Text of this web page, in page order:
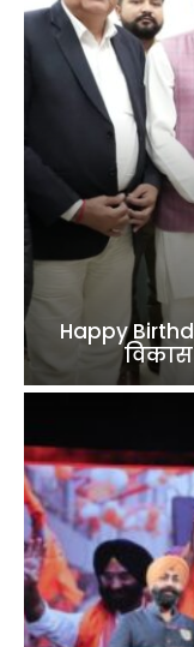
Happy
विकास